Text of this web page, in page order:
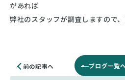
があれば
弊社のスタッフが調査しますので
前の記事へ ブログ一覧